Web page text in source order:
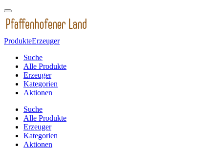
ProdukteErzeuger
Suche
Alle Produkte
Erzeuger
Kategorien
Aktionen
Suche
Alle Produkte
Erzeuger
Kategorien
Aktionen